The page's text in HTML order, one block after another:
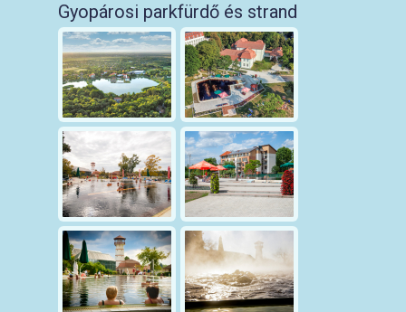
Gyopárosi parkfürdő és strand